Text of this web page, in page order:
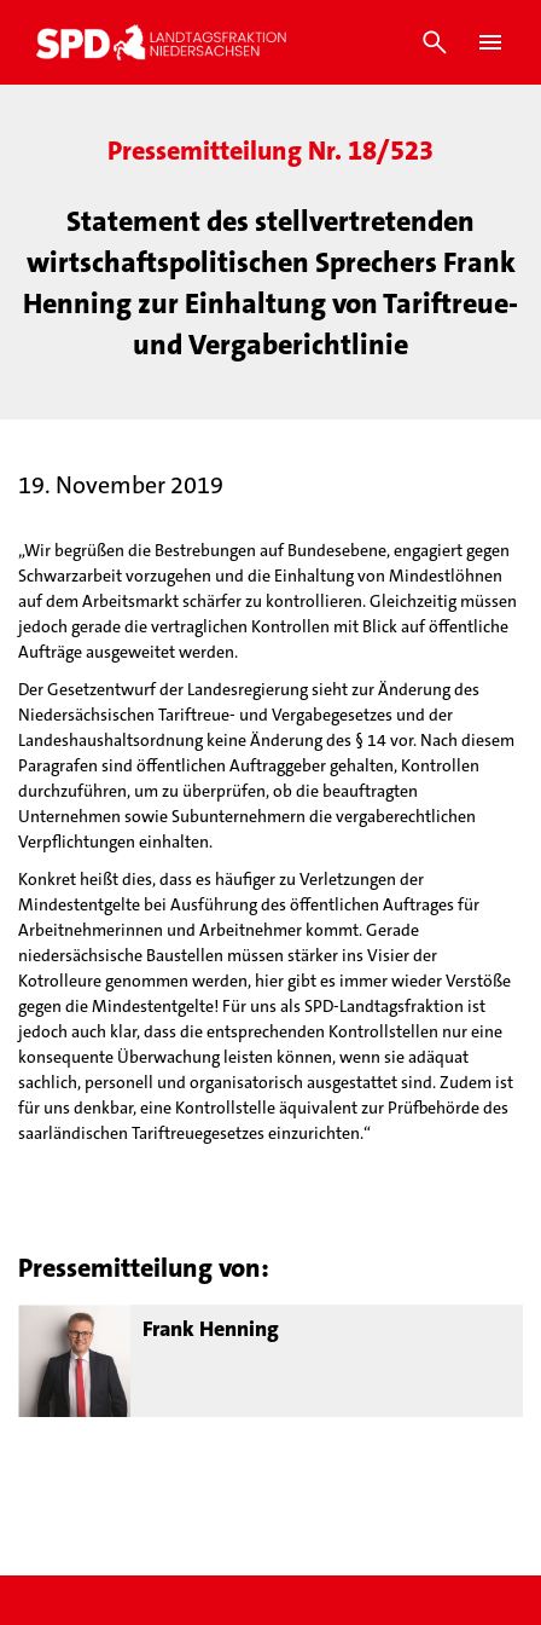
Pressemitteilung Nr. 18/523
Statement des stellvertretenden
wirtschaftspolitischen Sprechers Frank
Henning zur Einhaltung von Tariftreue-
und Vergaberichtlinie
19. November 2019
„Wir begrüßen die Bestrebungen auf Bundesebene, engagiert gegen
Schwarzarbeit vorzugehen und die Einhaltung von Mindestlöhnen
auf dem Arbeitsmarkt schärfer zu kontrollieren. Gleichzeitig müssen
jedoch gerade die vertraglichen Kontrollen mit Blick auf öffentliche
Aufträge ausgeweitet werden.
Der Gesetzentwurf der Landesregierung sieht zur Änderung des
Niedersächsischen Tariftreue- und Vergabegesetzes und der
Landeshaushaltsordnung keine Änderung des § 14 vor. Nach diesem
Paragrafen sind öffentlichen Auftraggeber gehalten, Kontrollen
durchzuführen, um zu überprüfen, ob die beauftragten
Unternehmen sowie Subunternehmern die vergaberechtlichen
Verpflichtungen einhalten.
Konkret heißt dies, dass es häufiger zu Verletzungen der
Mindestentgelte bei Ausführung des öffentlichen Auftrages für
Arbeitnehmerinnen und Arbeitnehmer kommt. Gerade
niedersächsische Baustellen müssen stärker ins Visier der
Kotrolleure genommen werden, hier gibt es immer wieder Verstöße
gegen die Mindestentgelte! Für uns als SPD-Landtagsfraktion ist
jedoch auch klar, dass die entsprechenden Kontrollstellen nur eine
konsequente Überwachung leisten können, wenn sie adäquat
sachlich, personell und organisatorisch ausgestattet sind. Zudem ist
für uns denkbar, eine Kontrollstelle äquivalent zur Prüfbehörde des
saarländischen Tariftreuegesetzes einzurichten.“
Pressemitteilung von:
Frank Henning